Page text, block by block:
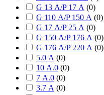
G 13 А/P 17 А (0)
G 110 А/P 150 А (0)
G 17 А/P 25 А (0)
G 150 А/P 176 А (0)
G 176 А/P 220 А (0)
5.0 А (0)
10 А.0 (0)
7 А.0 (0)
3.7 А (0)